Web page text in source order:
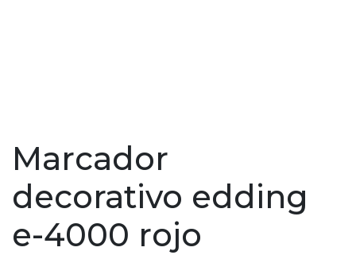
Marcador
decorativo edding
e-4000 rojo